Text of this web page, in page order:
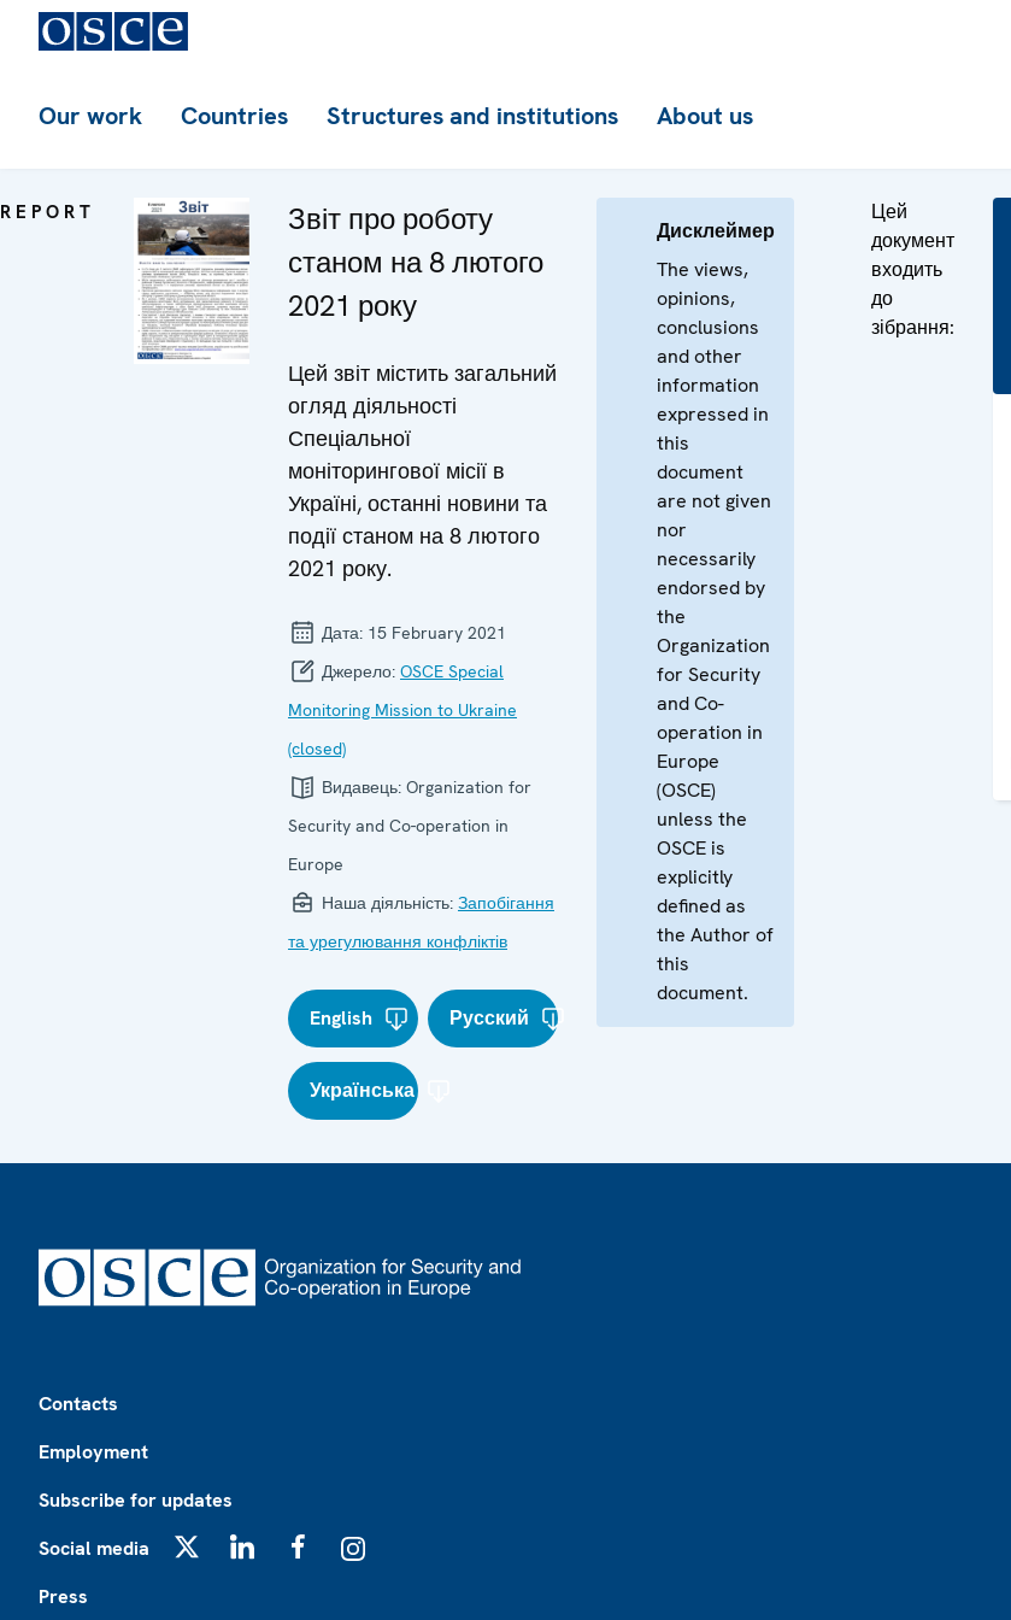
Our work Countries Structures and institutions About us
REPORT
Звіт про роботу
станом на 8 лютого
2021 року
Цей звіт містить загальний
огляд діяльності
Спеціальної
моніторингової місії в
Україні, останні новини та
події станом на 8 лютого
2021 року.
Дата: 15 February 2021
Джерело: OSCE Special
Monitoring Mission to Ukraine
(closed)
Видавець: Organization for
Security and Co-operation in
Europe
Наша діяльність: Запобігання
та урегулювання конфліктів
English Русский
Українська
Дисклеймер
The views,
opinions,
conclusions
and other
information
expressed in
this
document
are not given
nor
necessarily
endorsed by
the
Organization
for Security
and Co-
operation in
Europe
(OSCE)
unless the
OSCE is
explicitly
defined as
the Author of
this
document.
Цей
документ
входить
до
зібрання:
Contacts
Employment
Subscribe for updates
Social media
Press